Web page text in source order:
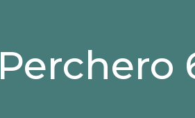
Perchero